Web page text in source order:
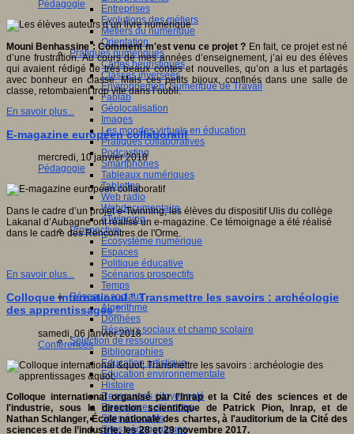
Entreprises
Evolutions des métiers
Métiers du numérique
Orientation
Pratiques numériques
Cartes heuristiques
Classes inversées
Environnement Numérique de Travail
Fablab
Géolocalisation
Images
Les mondes virtuels en éducation
Pratiques collaboratives
Podcasting
Smartphones
Tableaux numériques
Tablettes
Web radio
Webdocumentaire
eTwinning
Prospective
Ecosystème numérique
Espaces
Politique éducative
Scénarios prospectifs
Temps
Réseaux sociaux
Algorithme
Données
Réseaux sociaux et champ scolaire
Sélection de ressources
Bibliographies
Education artistique
Education environnementale
Histoire
Ressources citoyenneté
Ressources sciences
Sites éducatifs
Sites pédagogiques
Pédagogie
Mouni Benhassine : Comment m'est venu ce projet ? En fait, ce projet est né
d’une frustration. Au cours de mes années d’enseignement, j’ai eu des élèves
qui avaient rédigé de très beaux contes et nouvelles, qu’on a lus et partagés
avec bonheur en classe. Mais ces petits bijoux, confinés dans une salle de
classe, retombaient trop vite dans l’oubli.
En savoir plus...
E-magazine européen collaboratif
mercredi, 10 janvier 2018
Pédagogie
Dans le cadre d’un projet e-Twinning, les élèves du dispositif Ulis du collège
Lakanal d’Aubagne ont réalisé un e-magazine. Ce témoignage a été réalisé
dans le cadre des Rencontres de l'Orme.
En savoir plus...
Colloque international " Transmettre les savoirs : archéologie
des apprentissages "
samedi, 06 janvier 2018
Conférences
Colloque international organisé par l'Inrap et la Cité des sciences et de
l'industrie, sous la direction scientifique de Patrick Pion, Inrap, et de
Nathan Schlanger, École nationale des chartes, à l'auditorium de la Cité des
sciences et de l’industrie,les 28 et 29 novembre 2017.